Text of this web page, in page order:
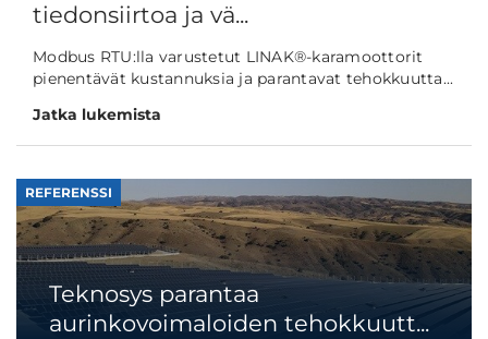
tiedonsiirtoa ja vä...
Modbus RTU:lla varustetut LINAK®-karamoottorit
pienentävät kustannuksia ja parantavat tehokkuutta...
Jatka lukemista
REFERENSSI
Teknosys parantaa
aurinkovoimaloiden tehokkuutt...